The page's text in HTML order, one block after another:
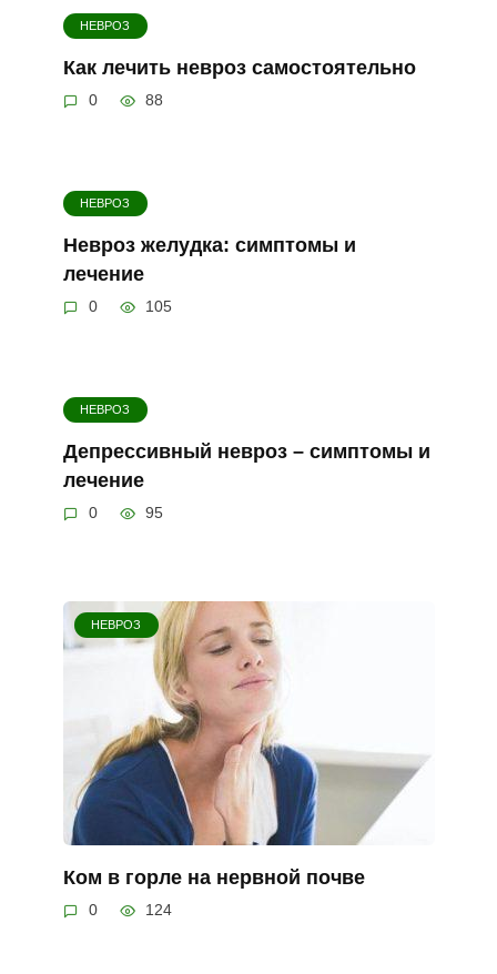
НЕВРОЗ
Как лечить невроз самостоятельно
0 88
НЕВРОЗ
Невроз желудка: симптомы и
лечение
0 105
НЕВРОЗ
Депрессивный невроз – симптомы и
лечение
0 95
НЕВРОЗ
Ком в горле на нервной почве
0 124